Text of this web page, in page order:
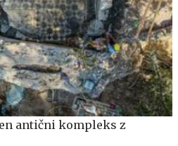
antični kompleks z